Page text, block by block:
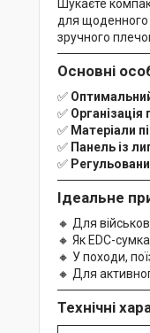
Шукаєте
для щоденного
зручного
Основні
✅
✅ Організація
✅ Матеріали
✅ Панель із
✅
Ідеальне
🔸 Для
🔸 Як EDC-
🔸 У походи,
🔸 Для
Технічні